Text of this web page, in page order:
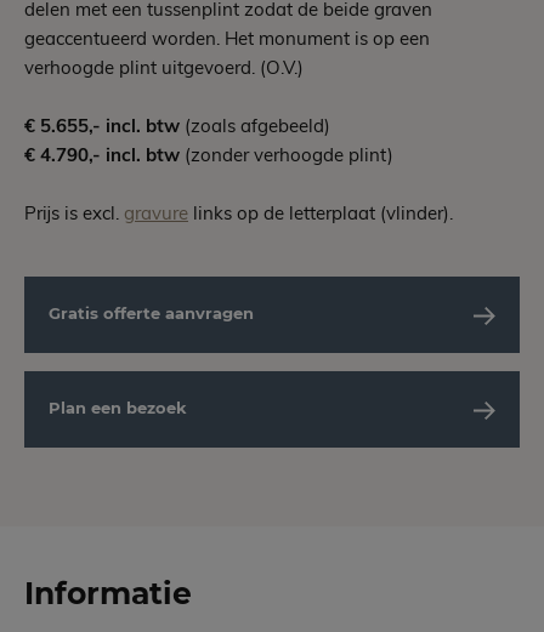
delen met een tussenplint zodat de beide graven
geaccentueerd worden. Het monument is op een
verhoogde plint uitgevoerd. (O.V.)
€ 5.655,- incl. btw (zoals afgebeeld)
€ 4.790,- incl. btw (zonder verhoogde plint)
Prijs is excl. gravure links op de letterplaat (vlinder).
Gratis offerte aanvragen
Plan een bezoek
Informatie